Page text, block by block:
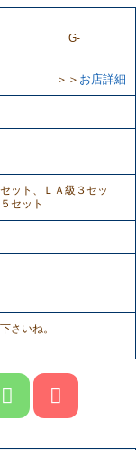
1283 G-
＞＞ お店詳細
ット、ＬＡ級３セッ
セット
さいね。